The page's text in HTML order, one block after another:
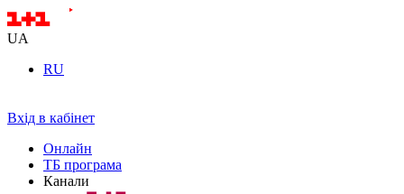
UA
RU
Вхід в кабінет
Онлайн
ТБ програма
Канали